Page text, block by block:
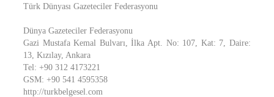
Türk Dünyası Gazeteciler Federasyonu
Dünya Gazeteciler Federasyonu
Gazi Mustafa Kemal Bulvarı, İlka Apt. No: 107, Kat: 7, Daire:
13, Kızılay, Ankara
Tel: +90 312 4173221
GSM: +90 541 4595358
http://turkbelgesel.com